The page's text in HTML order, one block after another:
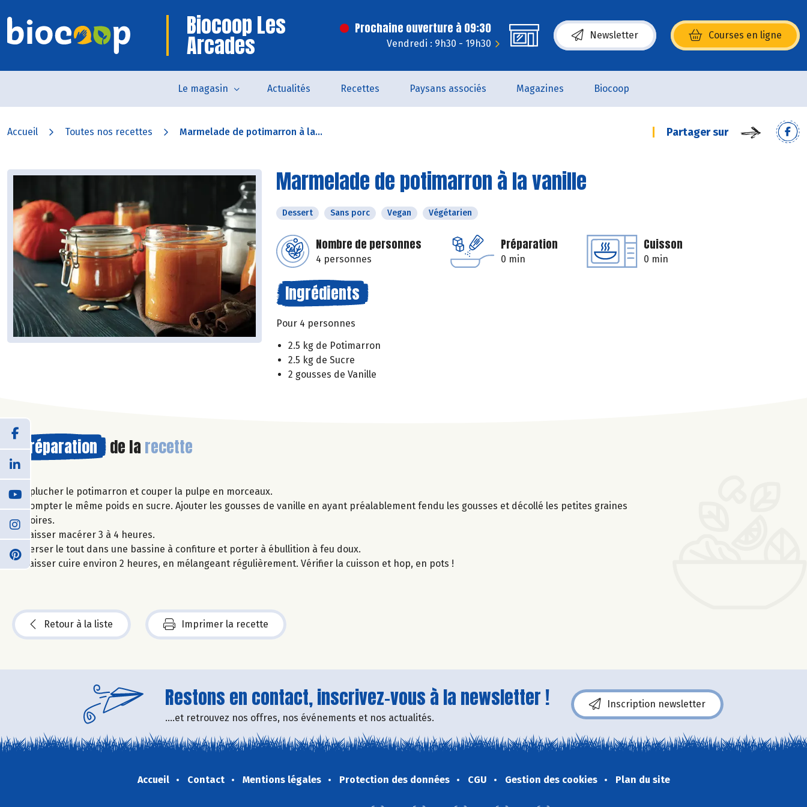
Biocoop Les
Arcades
Prochaine ouverture à 09:30
Vendredi : 9h30 - 19h30
Newsletter Courses en ligne
(s’ouvre dans une nouvelle fenêtre)
Le magasin Actualités Recettes Paysans associés Magazines Biocoop
Accueil Toutes nos recettes Marmelade de potimarron à la... Partager sur
Marmelade de potimarron à la vanille
Dessert Sans porc Vegan Végétarien
Nombre de personnes
4 personnes
Préparation
0 min
Cuisson
0 min
Ingrédients
Pour 4 personnes
2.5 kg de Potimarron
2.5 kg de Sucre
2 gousses de Vanille
Préparation de la recette
Eplucher le potimarron et couper la pulpe en morceaux.
Compter le même poids en sucre. Ajouter les gousses de vanille en ayant préalablement fendu les gousses et décollé les petites graines
noires.
Laisser macérer 3 à 4 heures.
Verser le tout dans une bassine à confiture et porter à ébullition à feu doux.
Laisser cuire environ 2 heures, en mélangeant régulièrement. Vérifier la cuisson et hop, en pots !
Retour à la liste Imprimer la recette
Restons en contact, inscrivez-vous à la newsletter !
....et retrouvez nos offres, nos événements et nos actualités.
Inscription newsletter
Accueil Contact Mentions légales Protection des données CGU Gestion des cookies Plan du site